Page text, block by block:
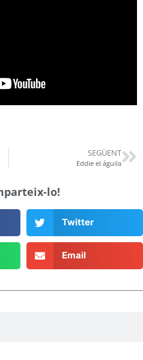
SEGÜENT
Eddie el águila
lo!
Twitter
Email